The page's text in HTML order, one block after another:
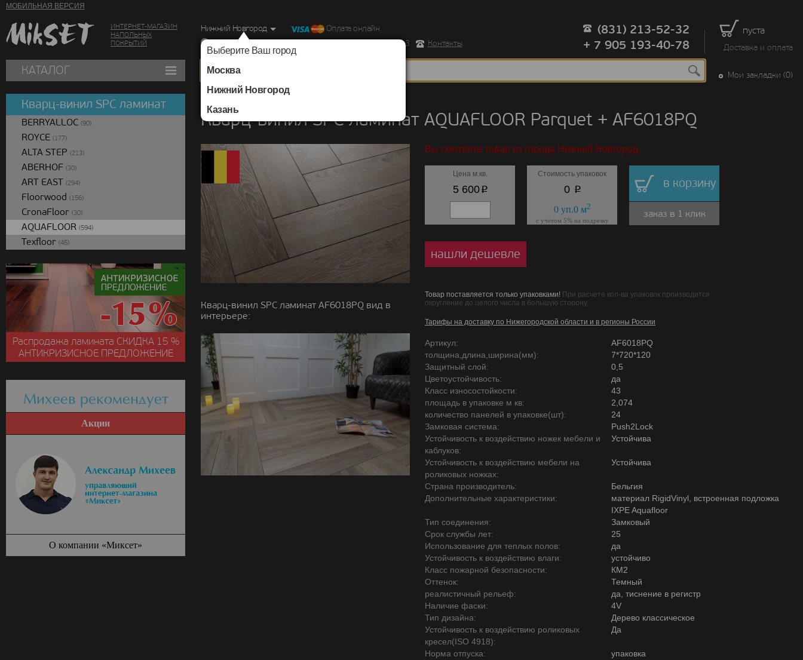
МОБИЛЬНАЯ ВЕРСИЯ
ИНТЕРНЕТ-МАГАЗИН
НАПОЛЬНЫХ
ПОКРЫТИЙ
пуста
Доставка и оплата
Нижний Новгород
Выберите Ваш город
Москва
Нижний Новгород
Казань
Оплата онлайн
г. Нижний Новгород, Ул. Республиканская д.43 корпус 3
Контакты
(831) 213-52-32
+ 7 905 193-40-78
КАТАЛОГ Мои закладки (0)
Кварц-винил SPC ламинат AQUAFLOOR Parquet + AF6018PQ
Кварц-винил SPC ламинат AF6018PQ вид в
интерьере:
Вы смотрите товар из города Нижний Новгород.
Цена м.кв.
5 600p
Стоимость упаковок
0 p
0уп.0м2
с учётом 5% на подрезку
в корзину
заказ в 1 клик
нашли дешевле
Товар поставляется только упаковками! При расчете кол-ва упаковок производится
округление до целого числа в большую сторону.
Тарифы на доставку по Нижегородской области и в регионы России
Артикул:
AF6018PQ
толщина,длина,ширина(мм):
7*720*120
Защитный слой:
0,5
Цветоустойчивость:
да
Класс износостойкости:
43
площадь в упаковке м кв:
2,074
количество панелей в упаковке(шт):
24
Замковая система:
Push2Lock
Устойчивость к воздействию ножек мебели и
каблуков:
Устойчива
Устойчивость к воздействию мебели на
роликовых ножках:
Устойчива
Страна производитель:
Бельгия
Дополнительные характеристики:
материал RigidVinyl, встроенная подложка
IXPE Aquafloor
Тип соединения:
Замковый
Срок службы лет:
25
Использование для теплых полов:
да
Устойчивость к воздействию влаги:
устойчиво
Класс пожарной безопасности:
КМ2
Оттенок:
Темный
реалистичный рельеф:
да, тиснение в регистр
Наличие фаски:
4V
Тип дизайна:
Дерево классическое
Устойчивость к воздействию роликовых
кресел(ISO 4918):
Да
Норма отпуска:
упаковка
Кварц-винил SPC ламинат
BERRYALLOC (90)
ROYCE (177)
ALTA STEP (213)
ABERHOF (30)
ART EAST (294)
Floorwood (156)
CronaFloor (30)
AQUAFLOOR (594)
Texfloor (45)
Распродажа ламината СКИДКА15 %
АНТИКРИЗИСНОЕ ПРЕДЛОЖЕНИЕ
Михеев рекомендует
Акции
О компании «Миксет»